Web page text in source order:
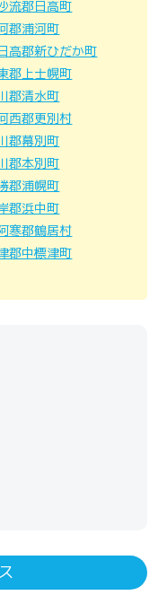
流郡日高町
郡浦河町
高郡新ひだか町
郡上士幌町
郡清水町
西郡更別村
郡幕別町
郡本別町
郡浦幌町
郡浜中町
寒郡鶴居村
郡中標津町